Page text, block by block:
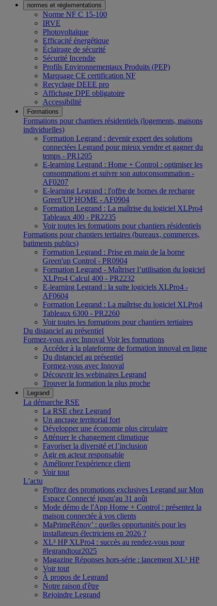
normes et réglementations
Norme NF C 15-100
IRVE
Photovoltaïque
Efficacité énergétique
Éclairage de sécurité
Sécurité Incendie
Profils Environnementaux Produits (PEP)
Marquage CE certification NF
Recyclage DEEE pro
Affichage DPE obligatoire
Accessibilité
Formations
Formations pour chantiers résidentiels (logements, maisons
individuelles)
Formation Legrand : devenir expert des solutions
connectées Legrand pour mieux vendre et gagner du
temps - PR1205
E-learning Legrand : Home + Control : optimiser les
consommations et suivre son autoconsommation -
AF0207
E-learning Legrand : l'offre de bornes de recharge
Green'UP HOME - AF0904
Formation Legrand : La maîtrise du logiciel XLPro4
Tableaux 400 - PR2235
Voir toutes les formations pour chantiers résidentiels
Formations pour chantiers tertiaires (bureaux, commerces,
batiments publics)
Formation Legrand : Prise en main de la borne
Green'up Control - PR0904
Formation Legrand - Maîtriser l’utilisation du logiciel
XLPro4 Calcul 400 - PR2232
E-learning Legrand : la suite logiciels XLPro4 -
AF0604
Formation Legrand : La maîtrise du logiciel XLPro4
Tableaux 6300 - PR2260
Voir toutes les formations pour chantiers tertiaires
Du distanciel au présentiel
Formez-vous avec Innoval Voir les formations
Accéder à la plateforme de formation innoval en ligne
Du distanciel au présentiel
Formez-vous avec Innoval
Découvrir les webinaires Legrand
Trouver la formation la plus proche
Legrand
La démarche RSE
La RSE chez Legrand
Un ancrage territorial fort
Développer une économie plus circulaire
Atténuer le changement climatique
Favoriser la diversité et l’inclusion
Agir en acteur responsable
Améliorer l'expérience client
Voir tout
L’actu
Profitez des promotions exclusives Legrand sur Mon
Espace Connecté jusqu'au 31 août
Mode démo de l'App Home + Control : présentez la
maison connectée à vos clients
MaPrimeRénov’ : quelles opportunités pour les
installateurs électriciens en 2026 ?
XL³ HP XLPro4 : succès au rendez-vous pour
#legrandtour2025
Magazine Réponses hors-série : lancement XL³ HP
Voir tout
À propos de Legrand
Notre raison d'être
Rejoindre Legrand